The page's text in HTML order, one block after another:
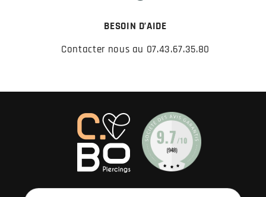
BESOIN D’AIDE
Contacter nous au 07.43.67.35.80